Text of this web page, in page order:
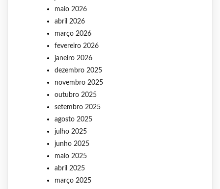
maio 2026
abril 2026
março 2026
fevereiro 2026
janeiro 2026
dezembro 2025
novembro 2025
outubro 2025
setembro 2025
agosto 2025
julho 2025
junho 2025
maio 2025
abril 2025
março 2025